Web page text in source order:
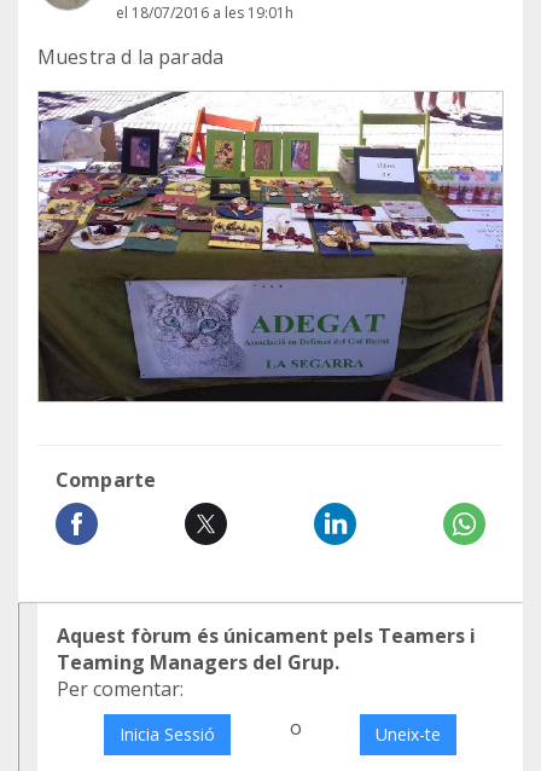
el 18/07/2016 a les 19:01h
Muestra d la parada
Comparte
Aquest fòrum és únicament pels Teamers i
Teaming Managers del Grup.
Per comentar:
Inicia Sessió o Uneix-te